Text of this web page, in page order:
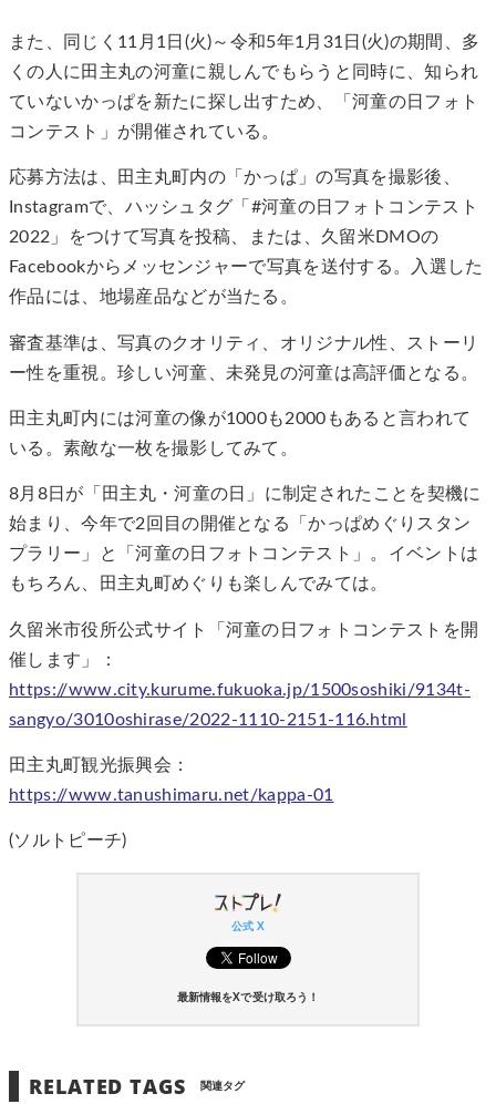
また、同じく11月1日(火)～令和5年1月31日(火)の期間、多
くの人に田主丸の河童に親しんでもらうと同時に、知られ
ていないかっぱを新たに探し出すため、「河童の日フォト
コンテスト」が開催されている。
応募方法は、田主丸町内の「かっぱ」の写真を撮影後、
Instagramで、ハッシュタグ「#河童の日フォトコンテスト
2022」をつけて写真を投稿、または、久留米DMOの
Facebookからメッセンジャーで写真を送付する。入選した
作品には、地場産品などが当たる。
審査基準は、写真のクオリティ、オリジナル性、ストーリ
ー性を重視。珍しい河童、未発見の河童は高評価となる。
田主丸町内には河童の像が1000も2000もあると言われて
いる。素敵な一枚を撮影してみて。
8月8日が「田主丸・河童の日」に制定されたことを契機に
始まり、今年で2回目の開催となる「かっぱめぐりスタン
プラリー」と「河童の日フォトコンテスト」。イベントは
もちろん、田主丸町めぐりも楽しんでみては。
久留米市役所公式サイト「河童の日フォトコンテストを開
催します」：
https://www.city.kurume.fukuoka.jp/1500soshiki/9134t-
sangyo/3010oshirase/2022-1110-2151-116.html
田主丸町観光振興会：
https://www.tanushimaru.net/kappa-01
(ソルトピーチ)
公式 X
最新情報をXで受け取ろう！
RELATED TAGS 関連タグ